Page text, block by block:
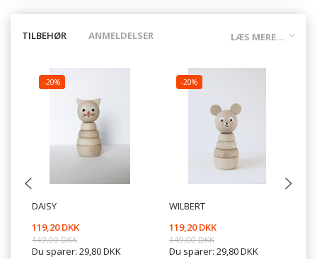
LÆS MERE...
TILBEHØR ANMELDELSER
-20%
DAISY
119,20 DKK
149,00 DKK
Du sparer: 29,80 DKK
-20%
WILBERT
119,20 DKK
149,00 DKK
Du sparer: 29,80 DKK